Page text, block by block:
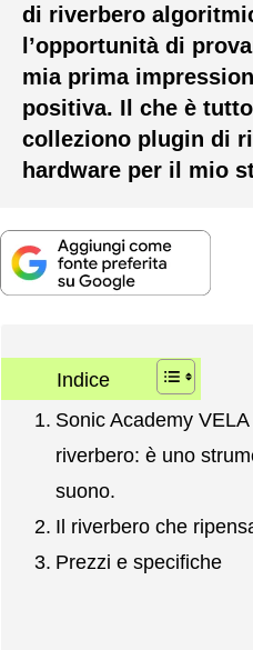
di riverbero
l’opportunità di
mia prima
positiva. Il che è
colleziono plugin di
hardware per il mio
Indice
Sonic Academy
riverbero: è uno
suono.
Il riverbero che
Prezzi e specifiche